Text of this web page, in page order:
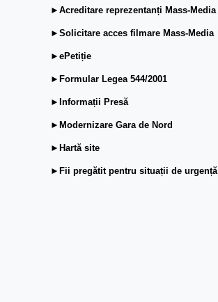
►Acreditare reprezentanți Mass-Media
►Solicitare acces filmare Mass-Media
►ePetiție
►Formular Legea 544/2001
►Informații Presă
►Modernizare Gara de Nord
►Hartă site
►Fii pregătit pentru situații de urgență